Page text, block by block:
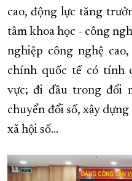
cao, động lực tăng
tâm khoa học - công
nghiệp công nghệ
chính quốc tế có tính
vực; đi đầu trong đổi
chuyển đổi số, xây
xã hội số…